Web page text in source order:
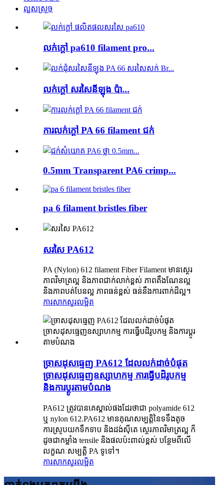
លួសស្រួច
លក់ក្តៅ pa610 filament pro...
លក់ក្តៅ សរសៃនីឡុង ប៉ា...
ការលក់ក្តៅ PA 66 filament ជក់
0.5mm Transparent PA6 crimp...
pa 6 filament bristles fiber
សរសៃ PA612
PA (Nylon) 612 filament Fiber Filament មានស្ថេរ
ភាពវិមាត្រល្អ និងភាពជាក់លាក់ខ្ពស់ ភាពតឹងណែនល្អ
និងភាពបត់បែនល្អ ភាពធន់ខ្ពស់ ធន់នឹងការពាក់ដ៏ល្អ។
ការសាកសួរលម្អិត
ច្រាសដុសធ្មេញ PA612 ដែលលក់ដាច់បំផុត
ច្រាសដុសធ្មេញឧស្សាហកម្ម ការធ្វើបដិរូបកម្ម
និងការប្ដូរតាមបំណង
PA612 ត្រូវបានគេស្គាល់ផងដែរថាជា polyamide 612
ឬ nylon 612.PA612 មានគុណសម្បត្តិនៃទទឹងតូច
ការស្រូបយកទឹកទាប និងដង់ស៊ីតេ ស្ថេរភាពវិមាត្រល្អ ក៏
ដូចជាកម្លាំង tensile និងផលប៉ះពាល់ខ្ពស់ បន្ថែមពីលើ
លក្ខណៈសម្បត្តិ PA ទូទៅ។
ការសាកសួរលម្អិត